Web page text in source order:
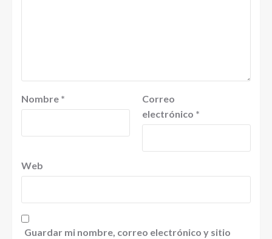
Nombre *
Correo
electrónico *
Web
Guardar mi nombre, correo electrónico y sitio